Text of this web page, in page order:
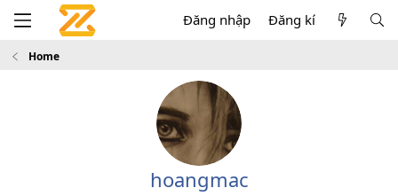
Đăng nhập Đăng kí
Home
hoangmac